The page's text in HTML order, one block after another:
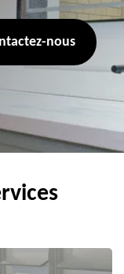
nous